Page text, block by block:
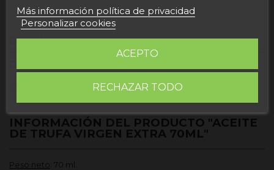
Descripción
INFORMACIÓN DEL PRODUCTO "ACEITE
DE TRUFA VIRGEN EXTRA 70ML"
Peso neto : 70 ml.
Más información política de privacidad
Personalizar cookies
RECHAZAR TODO
ACEPTO